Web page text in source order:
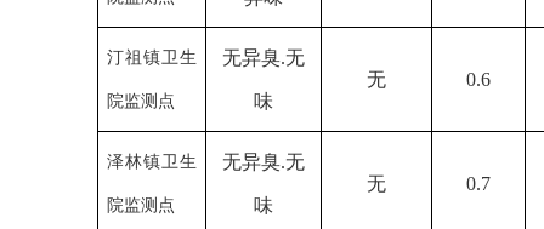
汀祖镇卫生
院监测点
无异臭.无
味
无 0.6
泽林镇卫生
院监测点
无异臭.无
味
无 0.7